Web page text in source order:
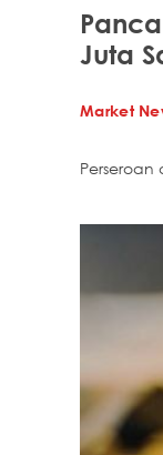
Juta
Market